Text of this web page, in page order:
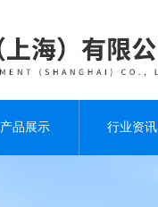
产品展示 行业资讯